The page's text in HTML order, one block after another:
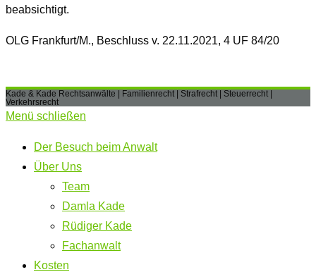
beabsichtigt.
OLG Frankfurt/M., Beschluss v. 22.11.2021, 4 UF 84/20
Kade & Kade Rechtsanwälte | Familienrecht | Strafrecht | Steuerrecht |
Verkehrsrecht
Menü schließen
Der Besuch beim Anwalt
Über Uns
Team
Damla Kade
Rüdiger Kade
Fachanwalt
Kosten